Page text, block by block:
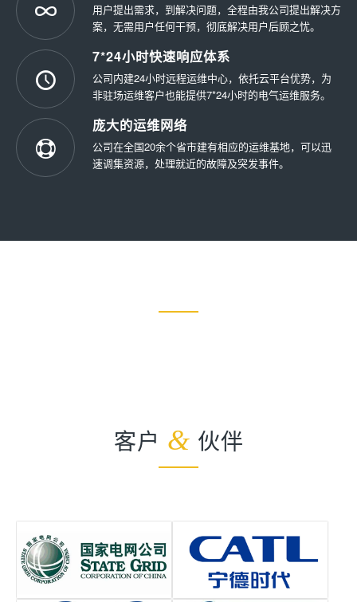
用户提出需求，到解决问题，全程由我公司提出解决方
案，无需用户任何干预，彻底解决用户后顾之忧。
7*24小时快速响应体系
公司内建24小时远程运维中心，依托云平台优势，为
非驻场运维客户也能提供7*24小时的电气运维服务。
庞大的运维网络
公司在全国20余个省市建有相应的运维基地，可以迅
速调集资源，处理就近的故障及突发事件。
客户 & 伙伴